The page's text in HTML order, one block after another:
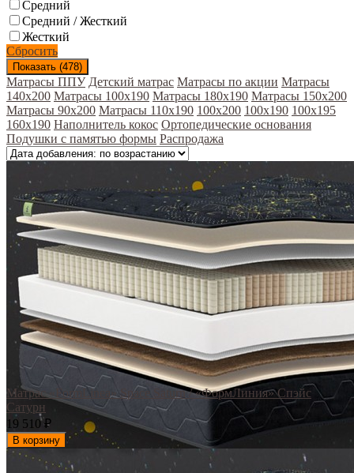
Средний
Средний / Жесткий
Жесткий
Сбросить
Показать (478)
Матрасы ППУ Детский матрас Матрасы по акции Матрасы
140х200 Матрасы 100x190 Матрасы 180x190 Матрасы 150x200
Матрасы 90х200 Матрасы 110x190 100x200 100x190 100х195
160x190 Наполнитель кокос Ортопедические основания
Подушки с памятью формы Распродажа
Матрас «FormLinea» Space Saturn / «ФормЛиния» Спэйс
Сатурн
19 510 ₽
В корзину